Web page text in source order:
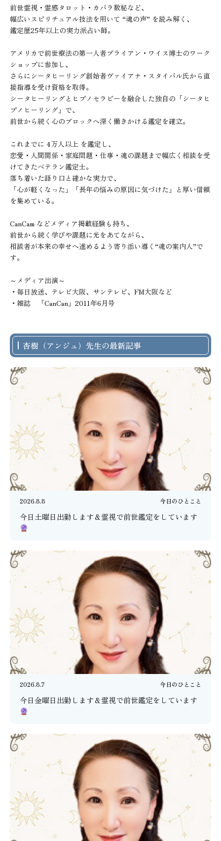
前世霊視・霊感タロット・カバラ数秘など、
幅広いスピリチュアル技法を用いて “魂の声” を読み解く、
鑑定歴25年以上の実力派占い師。
アメリカで前世療法の第一人者ブライアン・ワイス博士のワーク
ショップに参加し、
さらにシータヒーリング創始者ヴァイアナ・スタイバル氏から直
接指導を受け資格を取得。
シータヒーリングとヒプノセラピーを融合した独自の「シータヒ
プノヒーリング」で、
前世から続く心のブロックへ深く働きかける鑑定を確立。
これまでに 4万人以上 を鑑定し、
恋愛・人間関係・家庭問題・仕事・魂の課題まで幅広く相談を受
けてきたベテラン鑑定士。
落ち着いた語り口と確かな実力で、
「心が軽くなった」「長年の悩みの原因に気づけた」と厚い信頼
を集めている。
CanCam などメディア掲載経験も持ち、
前世から続く学びや課題に光をあてながら、
相談者が本来の幸せへ進めるよう寄り添い導く“魂の案内人”で
す。
～メディア出演～
・毎日放送、テレビ大阪、サンテレビ、FM大阪など
・雑誌　「CanCan」2011年6月号
杏樹（アンジュ）先生の最新記事
2026.8.8 今日のひとこと
今日土曜日出勤します＆霊視で前世鑑定をしています
2026.8.7 今日のひとこと
今日金曜日出勤します＆霊視で前世鑑定をしています